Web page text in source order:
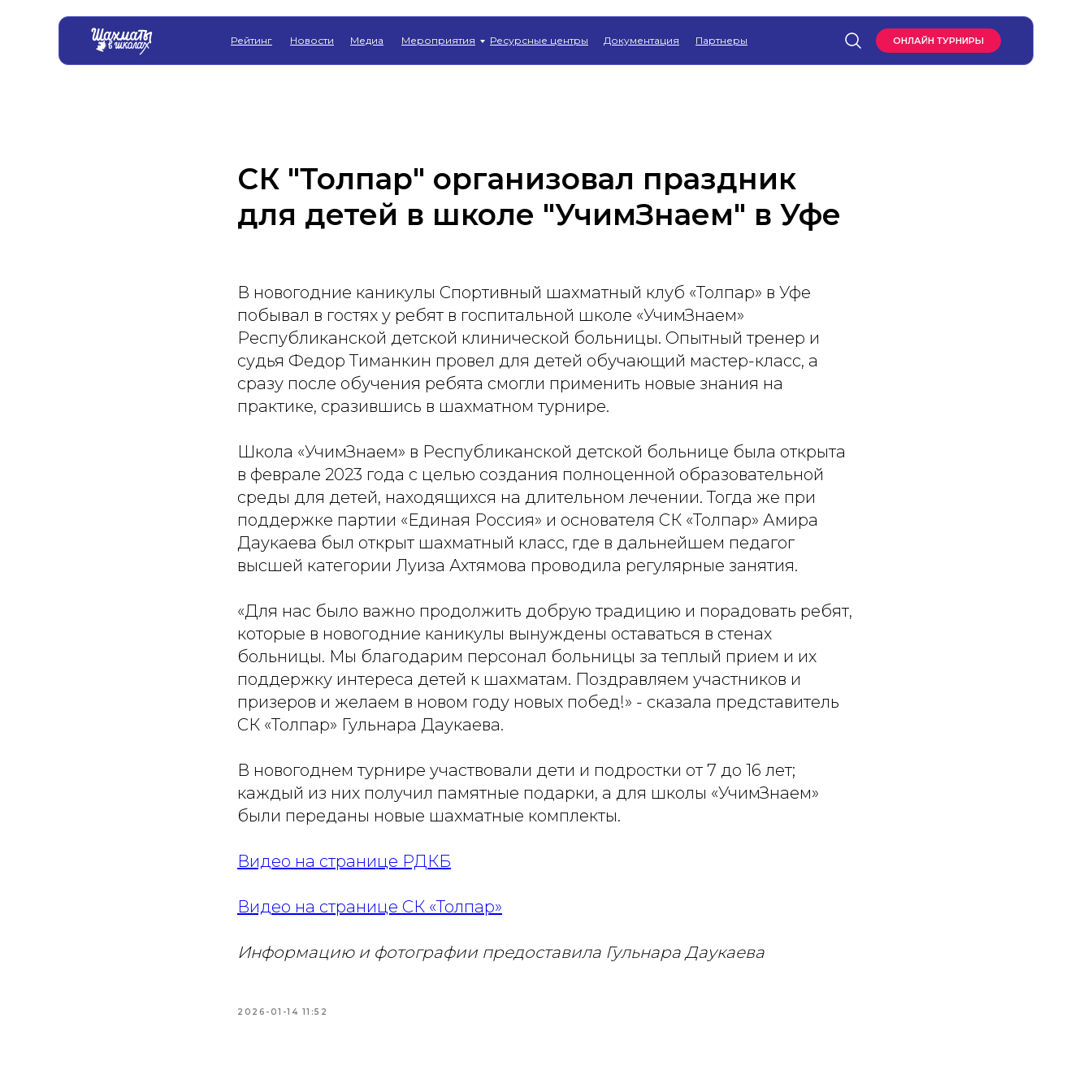
ОНЛАЙН ТУРНИРЫ
Рейтинг Документация
Ресурсные центры
Новости Мероприятия Партнеры
Медиа
СК "Толпар" организовал праздник
для детей в школе "УчимЗнаем" в Уфе
В новогодние каникулы Спортивный шахматный клуб «Толпар» в Уфе
побывал в гостях у ребят в госпитальной школе «УчимЗнаем»
Республиканской детской клинической больницы. Опытный тренер и
судья Федор Тиманкин провел для детей обучающий мастер-класс, а
сразу после обучения ребята смогли применить новые знания на
практике, сразившись в шахматном турнире.
Школа «УчимЗнаем» в Республиканской детской больнице была открыта
в феврале 2023 года с целью создания полноценной образовательной
среды для детей, находящихся на длительном лечении. Тогда же при
поддержке партии «Единая Россия» и основателя СК «Толпар» Амира
Даукаева был открыт шахматный класс, где в дальнейшем педагог
высшей категории Луиза Ахтямова проводила регулярные занятия.
«Для нас было важно продолжить добрую традицию и порадовать ребят,
которые в новогодние каникулы вынуждены оставаться в стенах
больницы. Мы благодарим персонал больницы за теплый прием и их
поддержку интереса детей к шахматам. Поздравляем участников и
призеров и желаем в новом году новых побед!» - сказала представитель
СК «Толпар» Гульнара Даукаева.
В новогоднем турнире участвовали дети и подростки от 7 до 16 лет;
каждый из них получил памятные подарки, а для школы «УчимЗнаем»
были переданы новые шахматные комплекты.
Видео на странице РДКБ
Видео на странице СК «Толпар»
Информацию и фотографии предоставила Гульнара Даукаева
2026-01-14 11:52